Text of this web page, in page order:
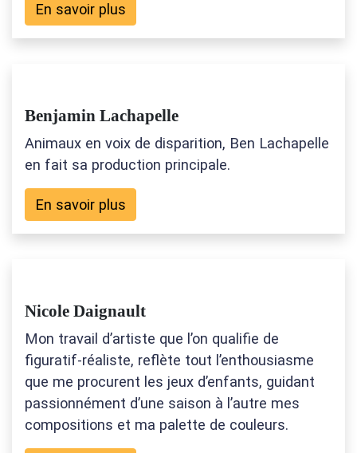
En savoir plus
Benjamin Lachapelle
Animaux en voix de disparition, Ben Lachapelle
en fait sa production principale.
En savoir plus
Nicole Daignault
Mon travail d’artiste que l’on qualifie de
figuratif-réaliste, reflète tout l’enthousiasme
que me procurent les jeux d’enfants, guidant
passionnément d’une saison à l’autre mes
compositions et ma palette de couleurs.